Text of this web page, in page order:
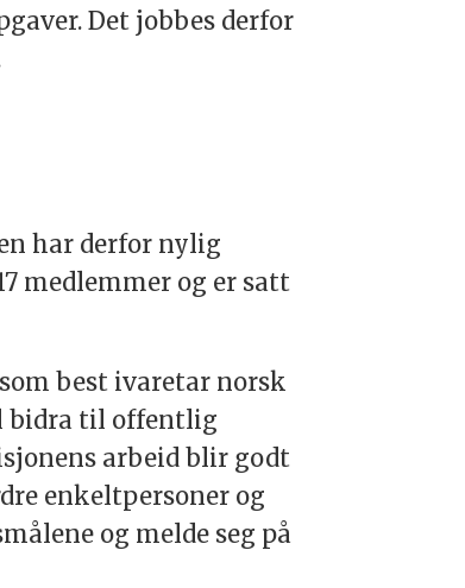
Det jobbes derfor
har derfor nylig
medlemmer og er satt
best ivaretar norsk
bidra til offentlig
arbeid blir godt
enkeltpersoner og
og melde seg på